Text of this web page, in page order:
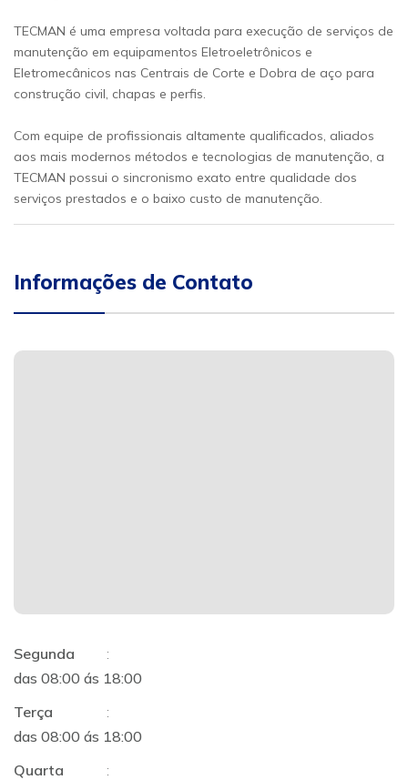
TECMAN é uma empresa voltada para execução de serviços de
manutenção em equipamentos Eletroeletrônicos e
Eletromecânicos nas Centrais de Corte e Dobra de aço para
construção civil, chapas e perfis.
Com equipe de profissionais altamente qualificados, aliados
aos mais modernos métodos e tecnologias de manutenção, a
TECMAN possui o sincronismo exato entre qualidade dos
serviços prestados e o baixo custo de manutenção.
Informações de Contato
Segunda
:
das 08:00 ás 18:00
Terça
:
das 08:00 ás 18:00
Quarta
: